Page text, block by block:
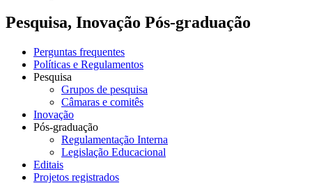
Pesquisa, Inovação Pós-graduação
Perguntas frequentes
Políticas e Regulamentos
Pesquisa
Grupos de pesquisa
Câmaras e comitês
Inovação
Pós-graduação
Regulamentação Interna
Legislação Educacional
Editais
Projetos registrados